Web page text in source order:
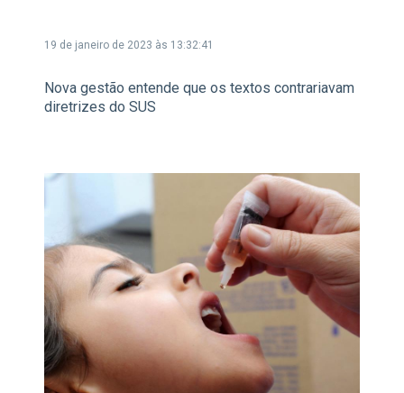
19 de janeiro de 2023 às 13:32:41
Nova gestão entende que os textos contrariavam
diretrizes do SUS